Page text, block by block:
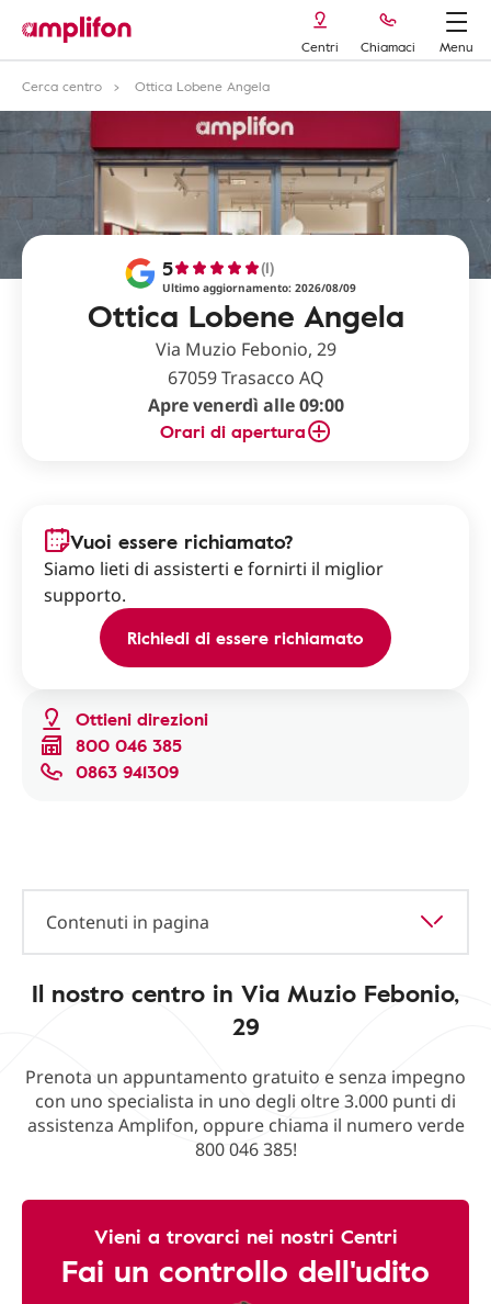
Centri Chiamaci
Menu
Cerca centro
Ottica Lobene Angela
Ottica Lobene Angela
5 (1)
Ultimo aggiornamento: 2026/08/09
Via Muzio Febonio, 29
67059 Trasacco AQ
Apre venerdì alle 09:00
Orari di apertura
Ottieni direzioni
800 046 385
0863 941309
Vuoi essere richiamato?
Siamo lieti di assisterti e fornirti il miglior
supporto.
Richiedi di essere richiamato
Contenuti in pagina
Il nostro centro in Via Muzio Febonio,
29
Prenota un appuntamento gratuito e senza impegno
con uno specialista in uno degli oltre 3.000 punti di
assistenza Amplifon, oppure chiama il numero verde
800 046 385!
Vieni a trovarci nei nostri Centri
Fai un controllo dell'udito